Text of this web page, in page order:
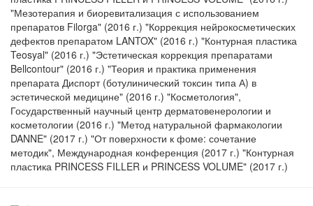
"Мезотерапия и биоревитализация с использованием
препаратов Filorga" (2016 г.) "Коррекция нейрокосметических
дефектов препаратом LANTOX" (2016 г.) "Контурная пластика
Teosyal" (2016 г.) "Эстетическая коррекция препаратами
Bellcontour" (2016 г.) "Теория и практика применения
препарата Диспорт (ботулинический токсин типа А) в
эстетической медицине" (2016 г.) "Косметология",
Государственный научный центр дерматовенерологии и
косметологии (2016 г.) "Метод натуральной фармакологии
DANNE" (2017 г.) "От поверхности к фоме: сочетание
методик", Международная конференция (2017 г.) "Контурная
пластика PRINCESS FILLER и PRINCESS VOLUME" (2017 г.)